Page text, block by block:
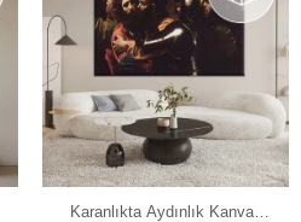
Karanlıkta Aydınlık Kanvas